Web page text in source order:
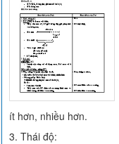
ít hơn, nhiều hơn.
3. Thái độ: